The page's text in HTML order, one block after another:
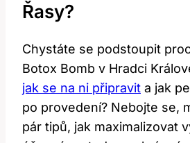
Řasy?
Chystáte se podstoupit
Botox Bomb v Hradci
jak se na ni připravit a jak
po provedení? Nebojte se,
pár tipů, jak maximalizovat